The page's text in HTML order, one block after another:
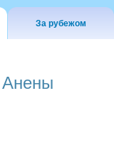
За рубежом